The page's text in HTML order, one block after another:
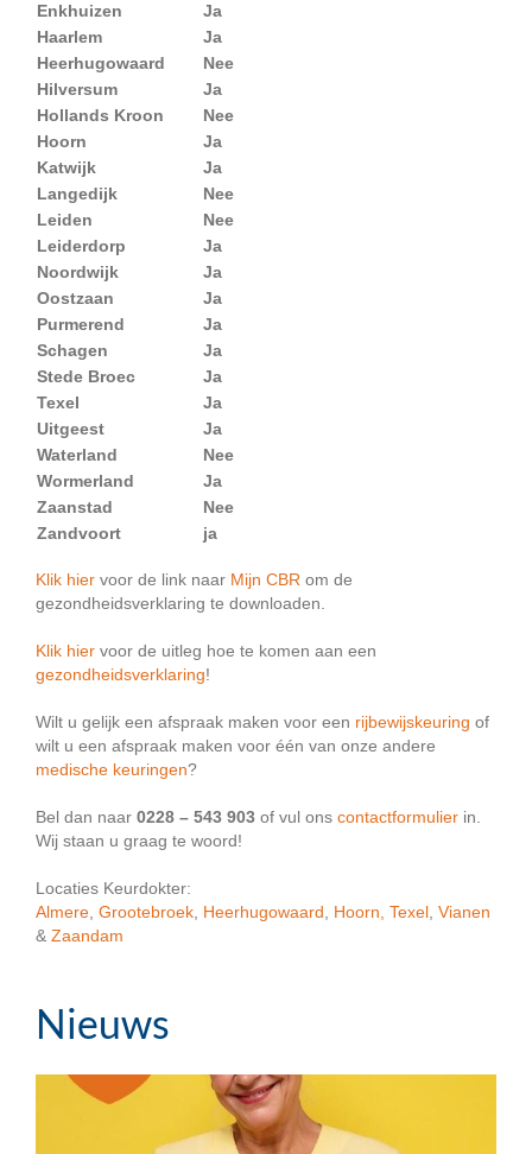
Enkhuizen
Ja
Haarlem
Ja
Heerhugowaard
Nee
Hilversum
Ja
Hollands Kroon
Nee
Hoorn
Ja
Katwijk
Ja
Langedijk
Nee
Leiden
Nee
Leiderdorp
Ja
Noordwijk
Ja
Oostzaan
Ja
Purmerend
Ja
Schagen
Ja
Stede Broec
Ja
Texel
Ja
Uitgeest
Ja
Waterland
Nee
Wormerland
Ja
Zaanstad
Nee
Zandvoort
ja
Klik hier voor de link naar Mijn CBR om de
gezondheidsverklaring te downloaden.
Klik hier voor de uitleg hoe te komen aan een
gezondheidsverklaring!
Wilt u gelijk een afspraak maken voor een rijbewijskeuring of
wilt u een afspraak maken voor één van onze andere
medische keuringen?
Bel dan naar 0228 – 543 903 of vul ons contactformulier in.
Wij staan u graag te woord!
Locaties Keurdokter:
Almere Grootebroek Heerhugowaard Hoorn, Texel Vianen
& Zaandam
Nieuws